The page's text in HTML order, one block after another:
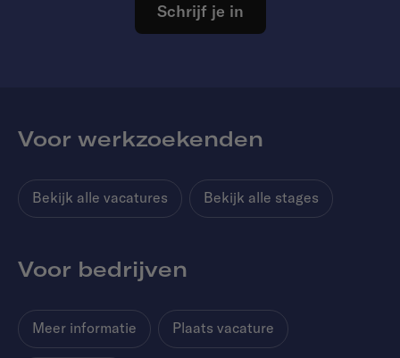
Schrijf je in
Voor werkzoekenden
Bekijk alle vacatures Bekijk alle stages
Voor bedrijven
Meer informatie Plaats vacature